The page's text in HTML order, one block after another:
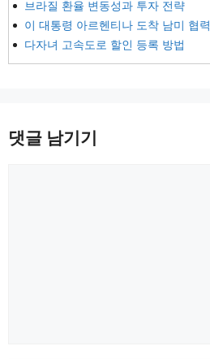
브라질 환율 변동성과 투자 전략
이 대통령 아르헨티나 도착 남미 협력
다자녀 고속도로 할인 등록 방법
댓글 남기기